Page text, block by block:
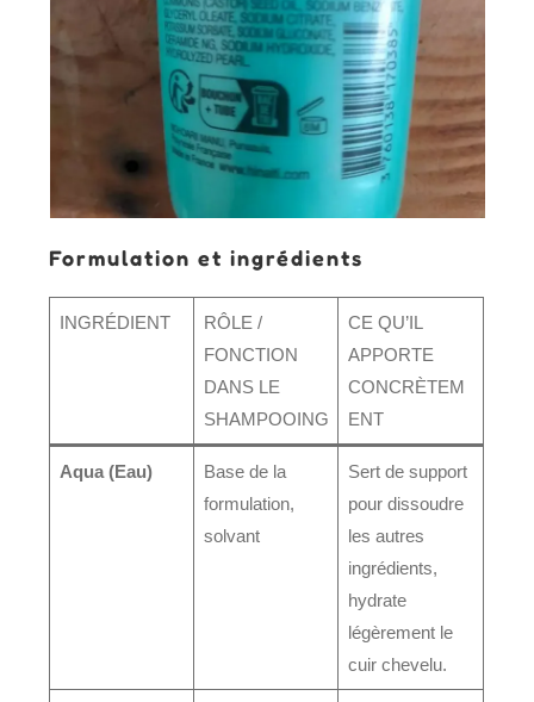
Formulation et ingrédients
INGRÉDIENT
RÔLE /
FONCTION
DANS LE
SHAMPOOING
CE QU’IL
APPORTE
CONCRÈTEM
ENT
Aqua (Eau)
Base de la
formulation,
solvant
Sert de support
pour dissoudre
les autres
ingrédients,
hydrate
légèrement le
cuir chevelu.